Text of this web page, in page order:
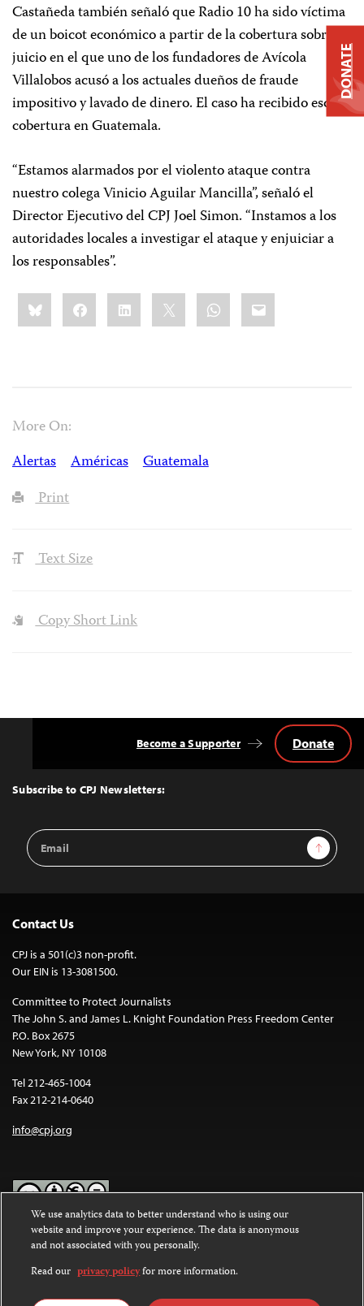
Castañeda también señaló que Radio 10 ha sido víctima
de un boicot económico a partir de la cobertura sobre el
juicio en el que uno de los fundadores de Avícola
Villalobos acusó a los actuales dueños de fraude
impositivo y lavado de dinero. El caso ha recibido escasa
cobertura en Guatemala.
“Estamos alarmados por el violento ataque contra
nuestro colega Vinicio Aguilar Mancilla”, señaló el
Director Ejecutivo del CPJ Joel Simon. “Instamos a los
autoridades locales a investigar el ataque y enjuiciar a
los responsables”.
Share
this:BlueskyFacebookLinkedIn WhatsApp
Email
More On:
Alertas
Américas
Guatemala
Print
Text Size
Copy Short Link
Top
Subscribe to CPJ Newsletters:
Email
Address
Sign Up
Become a Supporter Donate
Contact Us
CPJ is a 501(c)3 non-profit.
Our EIN is 13-3081500.
Committee to Protect Journalists
The John S. and James L. Knight Foundation Press Freedom Center
P.O. Box 2675
New York, NY 10108
Tel 212-465-1004
Fax 212-214-0640
info@cpj.org
Except where noted, text on this website is licensed under a
Commons Attribution-NonCommercial-NoDerivatives 4.0
International License.
Images and other media are not covered by the Creative Commons
DONATE
We use analytics data to better understand who is using our
website and improve your experience. The data is anonymous
and not associated with you personally.
Read our privacy policyfor more information.